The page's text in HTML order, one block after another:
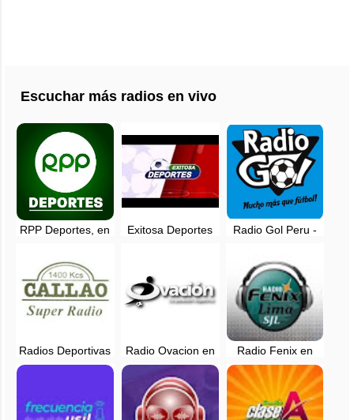
Escuchar más radios en vivo
RPP Deportes, en
Exitosa Deportes
Radio Gol Peru -
Radios Deportivas
del Peru - En Vivo
Radio Ovacion en
vivo - 620 AM -
Lima, Perú
Radio Fenix en
vivo - Lima, Perú